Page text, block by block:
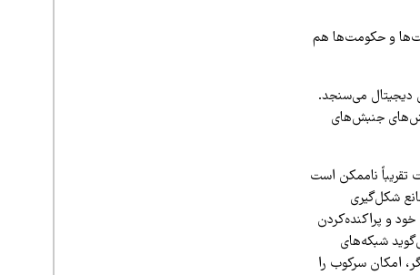
و حکومت‌ها هم
با فناوری‌های دیجیتال می‌سنجد.
جنبش‌های
تقریباً ناممکن است
شکل‌گیری
و پراکنده‌کردن
شبکه‌های
امکان سرکوب را